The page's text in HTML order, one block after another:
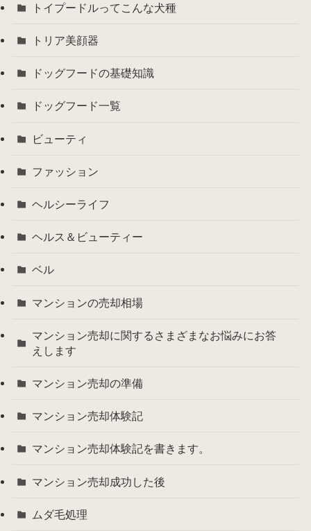
トイプードルってこんな犬種
トリア美顔器
ドッグフードの基礎知識
ドッグフード一覧
ビューティ
ファッション
ヘルシーライフ
ヘルス＆ビューティー
ベル
マンションの売却相場
マンション売却に関するさまざまなお悩みにお答
えします
マンション売却の準備
マンション売却体験記
マンション売却体験記を書きます。
マンション売却成功した後
ムダ毛処理